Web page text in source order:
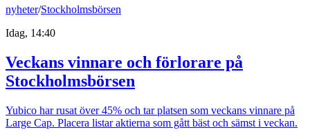
nyheter/Stockholmsbörsen
Idag, 14:40
Veckans vinnare och förlorare på
Stockholmsbörsen
Yubico har rusat över 45% och tar platsen som veckans vinnare på
Large Cap. Placera listar aktierna som gått bäst och sämst i veckan.